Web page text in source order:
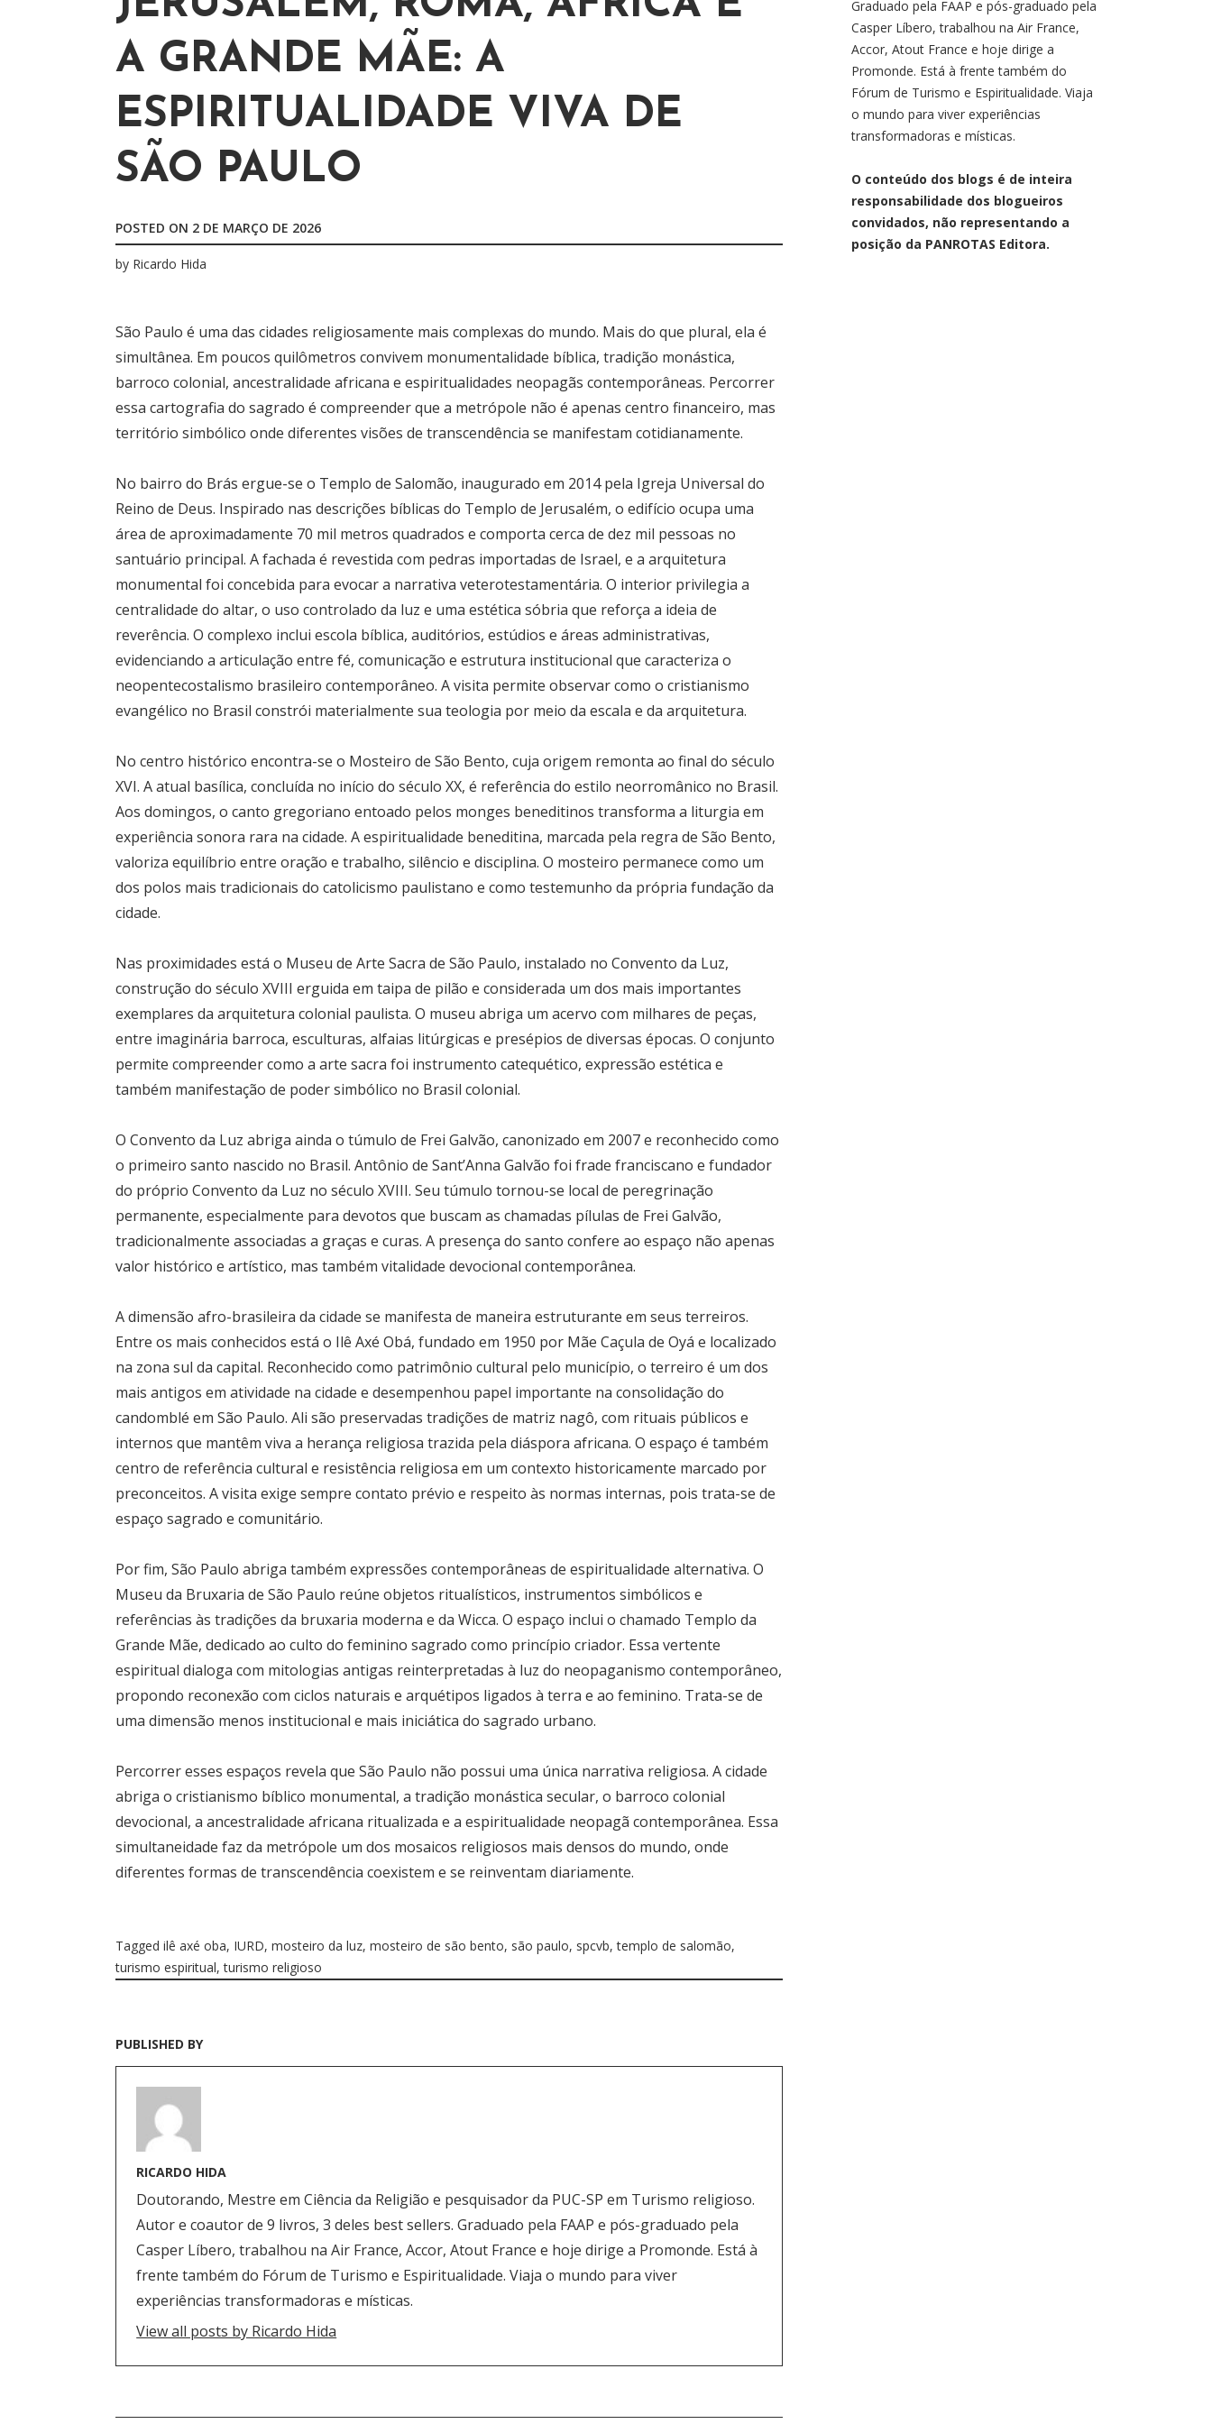
A GRANDE MÃE: A
ESPIRITUALIDADE VIVA DE
SÃO PAULO
POSTED ON 2 DE MARÇO DE 2026
by Ricardo Hida
São Paulo é uma das cidades religiosamente mais complexas do mundo. Mais do que plural, ela é
simultânea. Em poucos quilômetros convivem monumentalidade bíblica, tradição monástica,
barroco colonial, ancestralidade africana e espiritualidades neopagãs contemporâneas. Percorrer
essa cartografia do sagrado é compreender que a metrópole não é apenas centro financeiro, mas
território simbólico onde diferentes visões de transcendência se manifestam cotidianamente.
No bairro do Brás ergue-se o Templo de Salomão, inaugurado em 2014 pela Igreja Universal do
Reino de Deus. Inspirado nas descrições bíblicas do Templo de Jerusalém, o edifício ocupa uma
área de aproximadamente 70 mil metros quadrados e comporta cerca de dez mil pessoas no
santuário principal. A fachada é revestida com pedras importadas de Israel, e a arquitetura
monumental foi concebida para evocar a narrativa veterotestamentária. O interior privilegia a
centralidade do altar, o uso controlado da luz e uma estética sóbria que reforça a ideia de
reverência. O complexo inclui escola bíblica, auditórios, estúdios e áreas administrativas,
evidenciando a articulação entre fé, comunicação e estrutura institucional que caracteriza o
neopentecostalismo brasileiro contemporâneo. A visita permite observar como o cristianismo
evangélico no Brasil constrói materialmente sua teologia por meio da escala e da arquitetura.
No centro histórico encontra-se o Mosteiro de São Bento, cuja origem remonta ao final do século
XVI. A atual basílica, concluída no início do século XX, é referência do estilo neorromânico no Brasil.
Aos domingos, o canto gregoriano entoado pelos monges beneditinos transforma a liturgia em
experiência sonora rara na cidade. A espiritualidade beneditina, marcada pela regra de São Bento,
valoriza equilíbrio entre oração e trabalho, silêncio e disciplina. O mosteiro permanece como um
dos polos mais tradicionais do catolicismo paulistano e como testemunho da própria fundação da
cidade.
Nas proximidades está o Museu de Arte Sacra de São Paulo, instalado no Convento da Luz,
construção do século XVIII erguida em taipa de pilão e considerada um dos mais importantes
exemplares da arquitetura colonial paulista. O museu abriga um acervo com milhares de peças,
entre imaginária barroca, esculturas, alfaias litúrgicas e presépios de diversas épocas. O conjunto
permite compreender como a arte sacra foi instrumento catequético, expressão estética e
também manifestação de poder simbólico no Brasil colonial.
O Convento da Luz abriga ainda o túmulo de Frei Galvão, canonizado em 2007 e reconhecido como
o primeiro santo nascido no Brasil. Antônio de Sant’Anna Galvão foi frade franciscano e fundador
do próprio Convento da Luz no século XVIII. Seu túmulo tornou-se local de peregrinação
permanente, especialmente para devotos que buscam as chamadas pílulas de Frei Galvão,
tradicionalmente associadas a graças e curas. A presença do santo confere ao espaço não apenas
valor histórico e artístico, mas também vitalidade devocional contemporânea.
A dimensão afro-brasileira da cidade se manifesta de maneira estruturante em seus terreiros.
Entre os mais conhecidos está o Ilê Axé Obá, fundado em 1950 por Mãe Caçula de Oyá e localizado
na zona sul da capital. Reconhecido como patrimônio cultural pelo município, o terreiro é um dos
mais antigos em atividade na cidade e desempenhou papel importante na consolidação do
candomblé em São Paulo. Ali são preservadas tradições de matriz nagô, com rituais públicos e
internos que mantêm viva a herança religiosa trazida pela diáspora africana. O espaço é também
centro de referência cultural e resistência religiosa em um contexto historicamente marcado por
preconceitos. A visita exige sempre contato prévio e respeito às normas internas, pois trata-se de
espaço sagrado e comunitário.
Por fim, São Paulo abriga também expressões contemporâneas de espiritualidade alternativa. O
Museu da Bruxaria de São Paulo reúne objetos ritualísticos, instrumentos simbólicos e
referências às tradições da bruxaria moderna e da Wicca. O espaço inclui o chamado Templo da
Grande Mãe, dedicado ao culto do feminino sagrado como princípio criador. Essa vertente
espiritual dialoga com mitologias antigas reinterpretadas à luz do neopaganismo contemporâneo,
propondo reconexão com ciclos naturais e arquétipos ligados à terra e ao feminino. Trata-se de
uma dimensão menos institucional e mais iniciática do sagrado urbano.
Percorrer esses espaços revela que São Paulo não possui uma única narrativa religiosa. A cidade
abriga o cristianismo bíblico monumental, a tradição monástica secular, o barroco colonial
devocional, a ancestralidade africana ritualizada e a espiritualidade neopagã contemporânea. Essa
simultaneidade faz da metrópole um dos mosaicos religiosos mais densos do mundo, onde
diferentes formas de transcendência coexistem e se reinventam diariamente.
Tagged ilê axé oba, IURD, mosteiro da luz, mosteiro de são bento, são paulo, spcvb,templo de salomão,
turismo espiritual,turismo religioso
PUBLISHED BY
RICARDO HIDA
Doutorando, Mestre em Ciência da Religião e pesquisador da PUC-SP em Turismo religioso.
Autor e coautor de 9 livros, 3 deles best sellers. Graduado pela FAAP e pós-graduado pela
Casper Líbero, trabalhou na Air France, Accor, Atout France e hoje dirige a Promonde. Está à
frente também do Fórum de Turismo e Espiritualidade. Viaja o mundo para viver
experiências transformadoras e místicas.
View all posts by Ricardo Hida
Graduado pela FAAP e pós-graduado pela
Casper Líbero, trabalhou na Air France,
Accor, Atout France e hoje dirige a
Promonde. Está à frente também do
Fórum de Turismo e Espiritualidade. Viaja
o mundo para viver experiências
transformadoras e místicas.
O conteúdo dos blogs é de inteira
responsabilidade dos blogueiros
convidados, não representando a
posição da PANROTAS Editora.